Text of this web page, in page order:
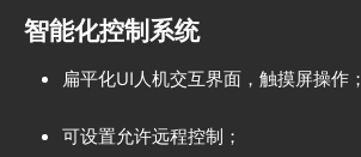
智能化控制系统
扁平化UI人机交互界面，触摸屏操作；
可设置允许远程控制；